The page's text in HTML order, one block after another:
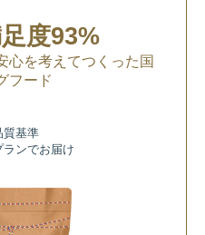
度93%
心を考えてつくった国
フード
質基準
ンでお届け